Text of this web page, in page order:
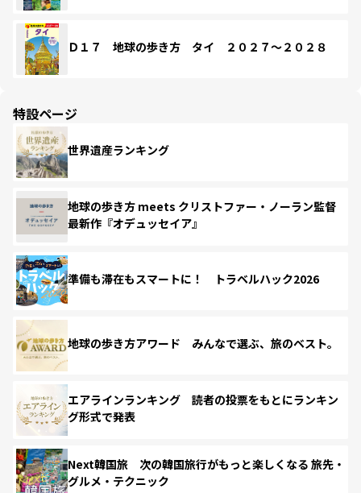
Ｄ１７ 地球の歩き方 タイ ２０２７～２０２８
特設ページ
世界遺産ランキング
地球の歩き方 meets クリストファー・ノーラン監督
最新作『オデュッセイア』
準備も滞在もスマートに！ トラベルハック2026
地球の歩き方アワード みんなで選ぶ、旅のベスト。
エアラインランキング 読者の投票をもとにランキン
グ形式で発表
Next韓国旅 次の韓国旅行がもっと楽しくなる 旅先・
グルメ・テクニック